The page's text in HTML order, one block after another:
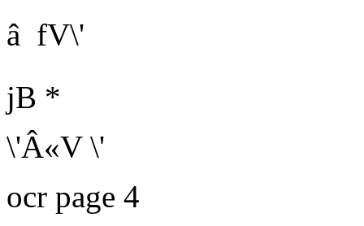
â fV\'
jB *
\'Â«V \'
ocr page 4